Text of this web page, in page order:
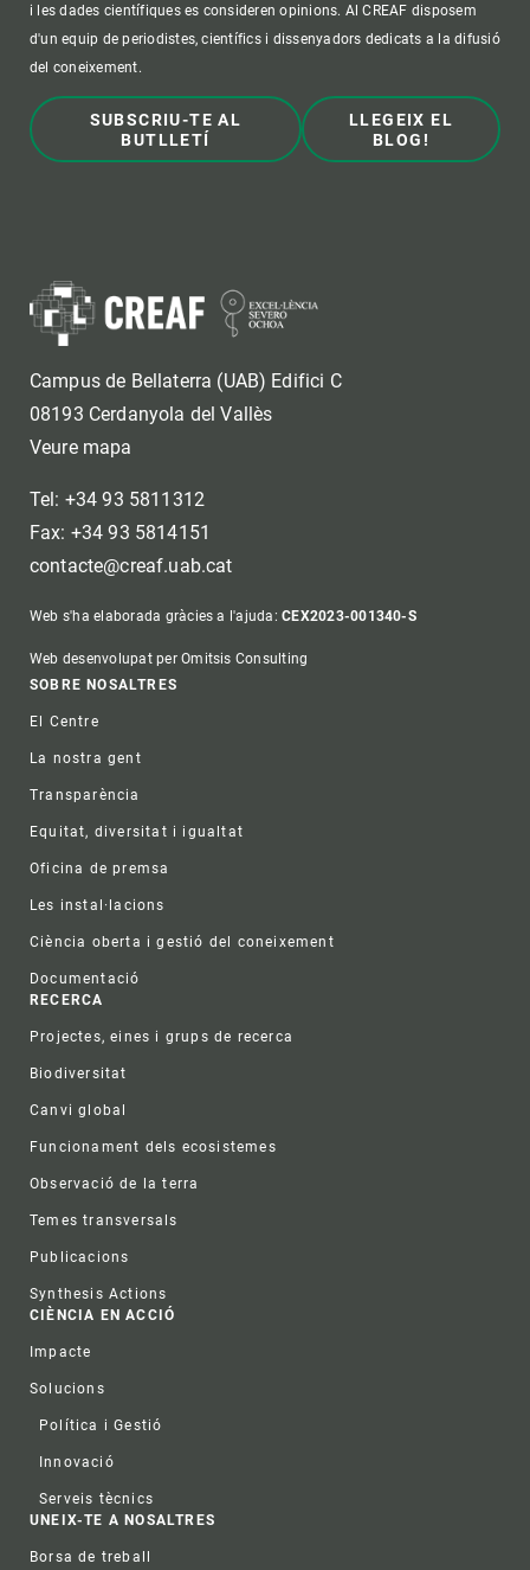
i les dades científiques es consideren opinions. Al CREAF disposem
d'un equip de periodistes, científics i dissenyadors dedicats a la difusió
del coneixement.
SUBSCRIU-TE AL
BUTLLETÍ
LLEGEIX EL
BLOG!
Campus de Bellaterra (UAB) Edifici C
08193 Cerdanyola del Vallès
Veure mapa
Tel: +34 93 5811312
Fax: +34 93 5814151
contacte@creaf.uab.cat
Web s'ha elaborada gràcies a l'ajuda:CEX2023-001340-S
Web desenvolupat per Omitsis Consulting
Footer
SOBRE NOSALTRES
El Centre
La nostra gent
Transparència
Equitat, diversitat i igualtat
Oficina de premsa
Les instal·lacions
Ciència oberta i gestió del coneixement
Documentació
RECERCA
Projectes, eines i grups de recerca
Biodiversitat
Canvi global
Funcionament dels ecosistemes
Observació de la terra
Temes transversals
Publicacions
Synthesis Actions
CIÈNCIA EN ACCIÓ
Impacte
Solucions
Política i Gestió
Innovació
Serveis tècnics
UNEIX-TE A NOSALTRES
Borsa de treball